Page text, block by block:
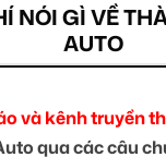
NÓI GÌ VỀ
AUTO
và kênh truyền
qua các câu